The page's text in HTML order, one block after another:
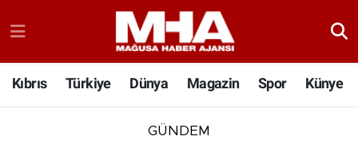
Kıbrıs Türkiye Dünya Magazin Spor Künye
GÜNDEM